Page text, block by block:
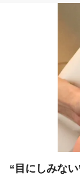
“目にしみな